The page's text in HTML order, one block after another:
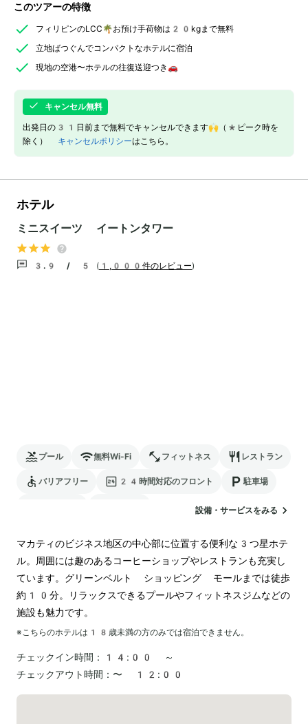
このツアーの特徴
フィリピンのLCC🌴お預け手荷物は20kgまで無料
立地ばつぐんでコンパクトなホテルに宿泊
現地の空港〜ホテルの往復送迎つき🚗
キャンセル無料
出発日の31日前まで無料でキャンセルできます🙌（*ピーク時を
除く） キャンセルポリシーはこちら。
ホテル
ミニスイーツ イートンタワー
3.9 / 5 ( 1,000件のレビュー)
プール 無料Wi-Fi フィットネス レストラン
バリアフリー 24時間対応のフロント 駐車場
設備・サービスをみる
マカティのビジネス地区の中心部に位置する便利な3つ星ホテ
ル。周囲には趣のあるコーヒーショップやレストランも充実し
ています。グリーンベルト ショッピング モールまでは徒歩
約10分。リラックスできるプールやフィットネスジムなどの
施設も魅力です。
※こちらのホテルは 18 歳未満の方のみでは宿泊できません。
チェックイン時間：
14:00 ～
チェックアウト時間： 〜 12:00